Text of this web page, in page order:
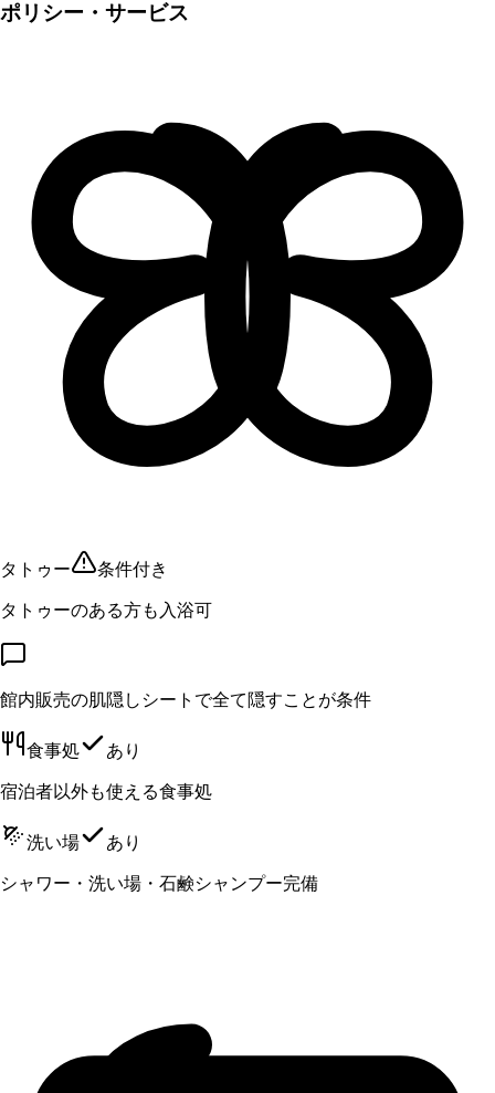
ポリシー・サービス
タトゥー 条件付き
タトゥーのある方も入浴可
館内販売の肌隠しシートで全て隠すことが条件
食事処 あり
宿泊者以外も使える食事処
洗い場 あり
シャワー・洗い場・石鹸シャンプー完備